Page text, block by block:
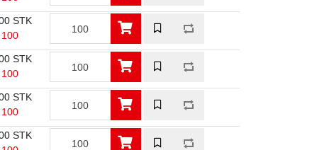
STK
STK
STK
STK